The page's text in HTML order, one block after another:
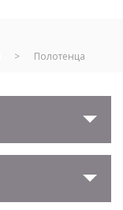
> Полотенца